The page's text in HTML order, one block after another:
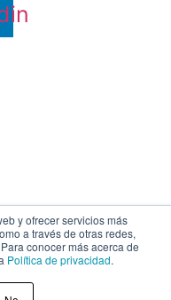
y ofrecer servicios más
a través de otras redes,
conocer más acerca de
Política de privacidad.